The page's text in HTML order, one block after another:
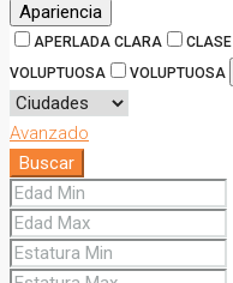
Apariencia
APERLADA CLARA CLASE
VOLUPTUOSA
VOLUPTUOSA
Avanzado
Buscar